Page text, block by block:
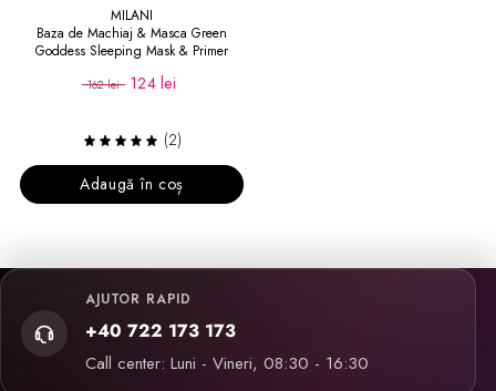
MILANI
Baza de Machiaj & Masca Green
Goddess Sleeping Mask & Primer
162 lei 124 lei
(2)
Adaugă în coș
AJUTOR RAPID
+40 722 173 173
Call center: Luni - Vineri, 08:30 - 16:30